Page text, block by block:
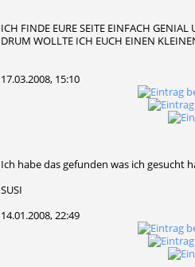
ICH FINDE EURE SEITE EINFACH
DRUM WOLLTE ICH EUCH EINEN
17.03.2008, 15:10
Ich habe das gefunden was ich gesucht
SUSI
14.01.2008, 22:49